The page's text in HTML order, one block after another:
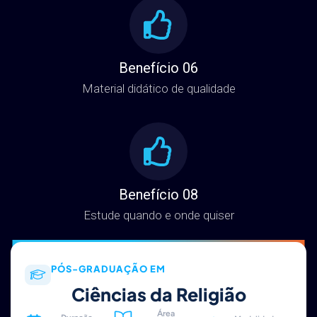
Benefício 06
Material didático de qualidade
Benefício 08
Estude quando e onde quiser
PÓS-GRADUAÇÃO EM
Ciências da Religião
Área